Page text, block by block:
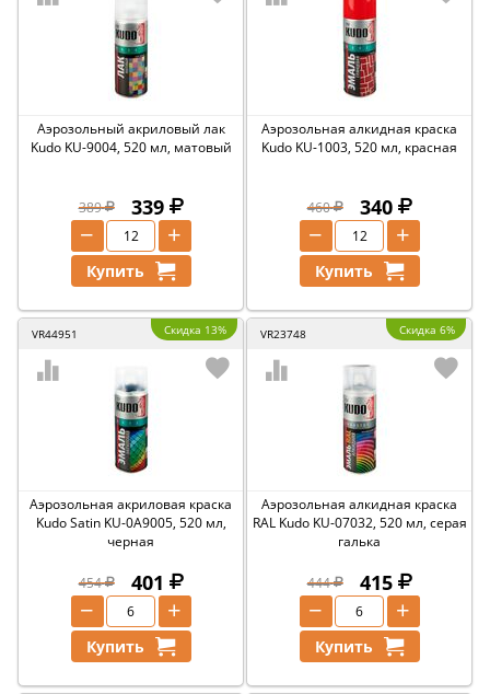
Аэрозольный акриловый лак
Kudo KU-9004, 520 мл, матовый
389 339
+
−
Купить
Аэрозольная алкидная краска
Kudo KU-1003, 520 мл, красная
460 340
+
−
Купить
VR44951 Скидка 13%
Аэрозольная акриловая краска
Kudo Satin KU-0A9005, 520 мл,
черная
454 401
+
−
Купить
VR23748 Скидка 6%
Аэрозольная алкидная краска
RAL Kudo KU-07032, 520 мл, серая
галька
444 415
+
−
Купить